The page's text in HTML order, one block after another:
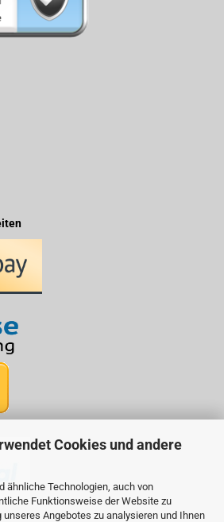
Cookies und andere
ähnliche Technologien, auch von
Funktionsweise der Website zu
Angebotes zu analysieren und Ihnen